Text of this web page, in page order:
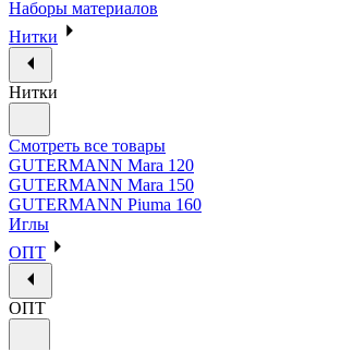
Наборы материалов
Нитки
Нитки
Смотреть все товары
GUTERMANN Mara 120
GUTERMANN Mara 150
GUTERMANN Piuma 160
Иглы
ОПТ
ОПТ